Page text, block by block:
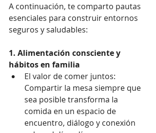
A continuación, te comparto pautas
esenciales para construir entornos
seguros y saludables:
1. Alimentación consciente y
hábitos en familia
El valor de comer juntos:
Compartir la mesa siempre que
sea posible transforma la
comida en un espacio de
encuentro, diálogo y conexión